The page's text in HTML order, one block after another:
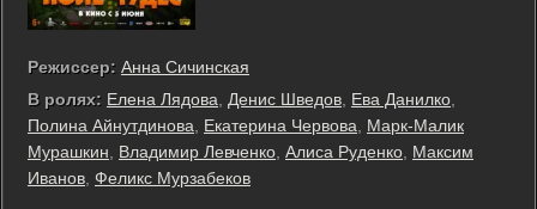
Режиссер: Анна Сичинская
В ролях: Елена Лядова Денис Шведов Ева Данилко
Полина Айнутдинова
Екатерина Червова
Марк-Малик
Мурашкин
Владимир Левченко Алиса Руденко Максим
Иванов Феликс Мурзабеков